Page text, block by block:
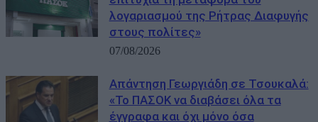
λογαριασμού της Ρήτρας Διαφυγής
στους πολίτες»
07/08/2026
Απάντηση Γεωργιάδη σε Τσουκαλά:
«Το ΠΑΣΟΚ να διαβάσει όλα τα
έγγραφα και όχι μόνο όσα